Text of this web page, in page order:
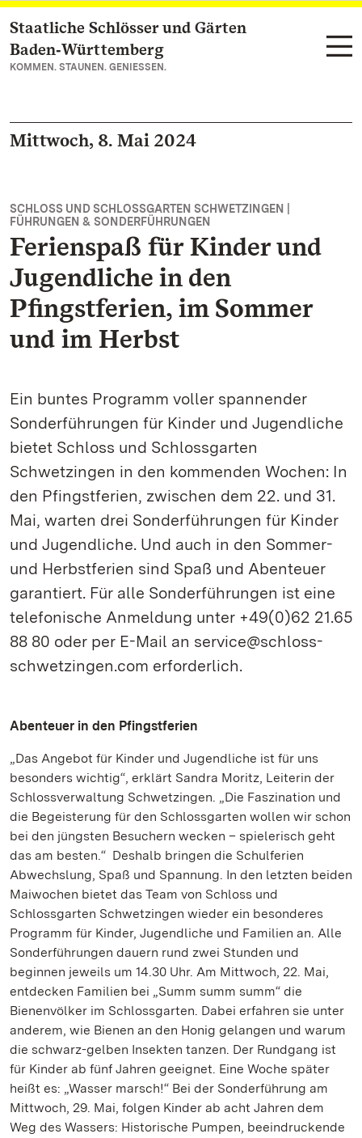
Zum Hauptinhalt springen
Staatliche Schlösser und Gärten
Baden‑Württemberg
KOMMEN. STAUNEN. GENIESSEN.
Mittwoch, 8. Mai 2024
SCHLOSS UND SCHLOSSGARTEN SCHWETZINGEN |
FÜHRUNGEN & SONDERFÜHRUNGEN
Ferienspaß für Kinder und
Jugendliche in den
Pfingstferien, im Sommer
und im Herbst
Ein buntes Programm voller spannender
Sonderführungen für Kinder und Jugendliche
bietet Schloss und Schlossgarten
Schwetzingen in den kommenden Wochen: In
den Pfingstferien, zwischen dem 22. und 31.
Mai, warten drei Sonderführungen für Kinder
und Jugendliche. Und auch in den Sommer-
und Herbstferien sind Spaß und Abenteuer
garantiert. Für alle Sonderführungen ist eine
telefonische Anmeldung unter +49(0)62 21.65
88 80 oder per E-Mail an service@schloss-
schwetzingen.com erforderlich.
Abenteuer in den Pfingstferien
„Das Angebot für Kinder und Jugendliche ist für uns
besonders wichtig“, erklärt Sandra Moritz, Leiterin der
Schlossverwaltung Schwetzingen. „Die Faszination und
die Begeisterung für den Schlossgarten wollen wir schon
bei den jüngsten Besuchern wecken – spielerisch geht
das am besten.“ Deshalb bringen die Schulferien
Abwechslung, Spaß und Spannung. In den letzten beiden
Maiwochen bietet das Team von Schloss und
Schlossgarten Schwetzingen wieder ein besonderes
Programm für Kinder, Jugendliche und Familien an. Alle
Sonderführungen dauern rund zwei Stunden und
beginnen jeweils um 14.30 Uhr. Am Mittwoch, 22. Mai,
entdecken Familien bei „Summ summ summ“ die
Bienenvölker im Schlossgarten. Dabei erfahren sie unter
anderem, wie Bienen an den Honig gelangen und warum
die schwarz-gelben Insekten tanzen. Der Rundgang ist
für Kinder ab fünf Jahren geeignet. Eine Woche später
heißt es: „Wasser marsch!“ Bei der Sonderführung am
Mittwoch, 29. Mai, folgen Kinder ab acht Jahren dem
Weg des Wassers: Historische Pumpen, beeindruckende